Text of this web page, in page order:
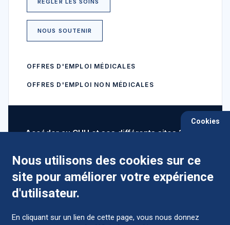
RÉGLER LES SOINS
NOUS SOUTENIR
OFFRES D'EMPLOI MÉDICALES
OFFRES D'EMPLOI NON MÉDICALES
Accéder au CHU et ses différents sites ?
Comment préparer mon hospitalisation ?
Cookies
Nous utilisons des cookies sur ce
site pour améliorer votre expérience
d'utilisateur.
En cliquant sur un lien de cette page, vous nous donnez